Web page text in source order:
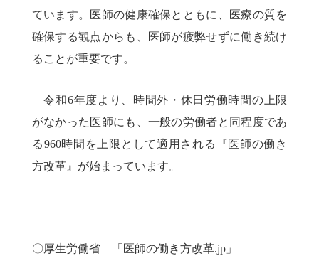
ています。医師の健康確保とともに、医療の質を
確保する観点からも、医師が疲弊せずに働き続け
ることが重要です。
令和6年度より、時間外・休日労働時間の上限
がなかった医師にも、一般の労働者と同程度であ
る960時間を上限として適用される『医師の働き
方改革』が始まっています。
〇厚生労働省 「医師の働き方改革.jp」